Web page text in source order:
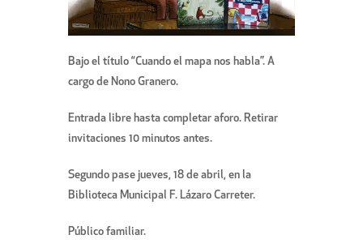
Bajo el título “Cuando el mapa nos habla”. A
cargo de Nono Granero.
Entrada libre hasta completar aforo. Retirar
invitaciones 10 minutos antes.
Segundo pase jueves, 18 de abril, en la
Biblioteca Municipal F. Lázaro Carreter.
Público familiar.